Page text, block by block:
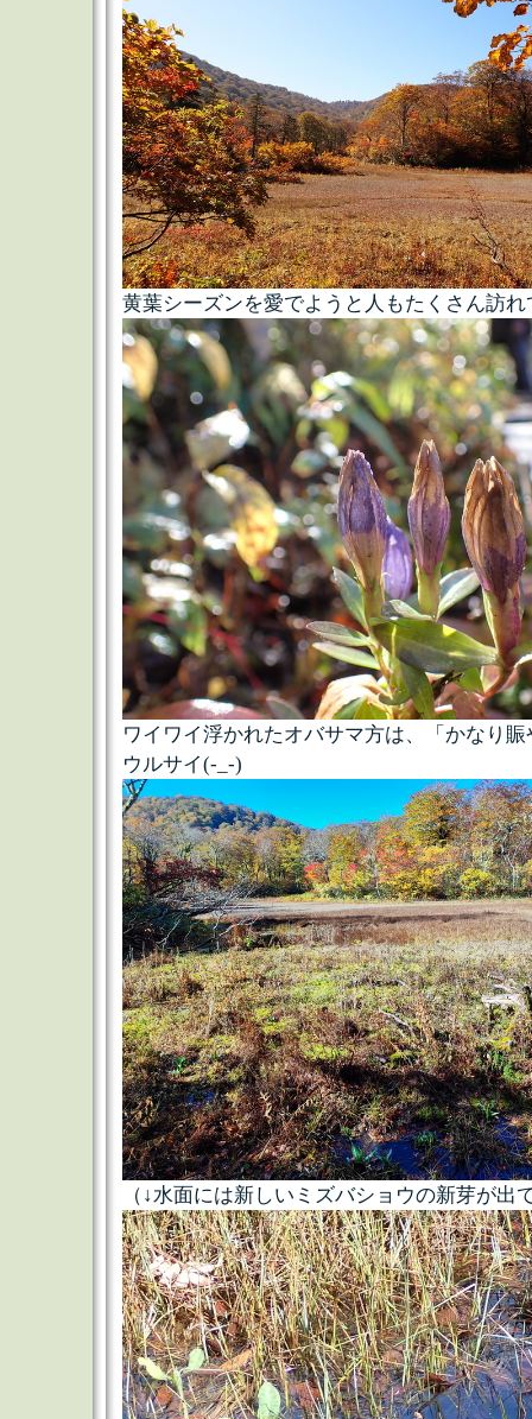
黄葉シーズンを愛でようと人もたくさん訪れ
ワイワイ浮かれたオバサマ方は、「かなり
ウルサイ(-_-)
（↓水面には新しいミズバショウの新芽が出